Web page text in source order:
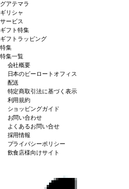
グアテマラ
ギリシャ
サービス
ギフト特集
ギフトラッピング
特集
特集一覧
会社概要
日本のピーロートオフィス
配送
特定商取引法に基づく表示
利用規約
ショッピングガイド
お問い合わせ
よくあるお問い合せ
採用情報
プライバシーポリシー
飲食店様向けサイト